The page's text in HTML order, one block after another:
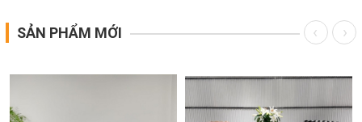
SẢN PHẨM MỚI